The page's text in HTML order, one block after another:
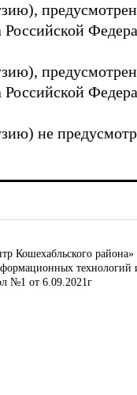
не
района»
№1 от 6.09.2021г